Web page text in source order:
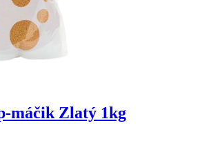
máčik Zlatý 1kg